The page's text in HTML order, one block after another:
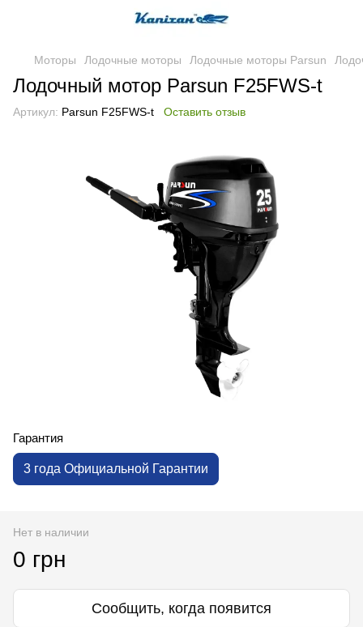
Моторы Лодочные моторы Лодочные моторы Parsun
Лодочный мотор Parsun F25FWS-t
Артикул: Parsun F25FWS-t Оставить отзыв
Гарантия
3 года Официальной Гарантии
Нет в наличии
0 грн
Сообщить, когда появится